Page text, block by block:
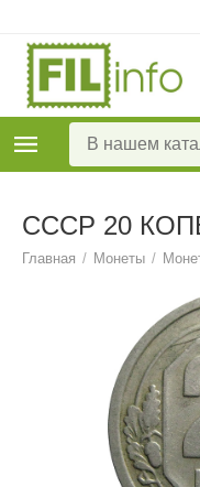
СССР 20
Главная / Монеты /